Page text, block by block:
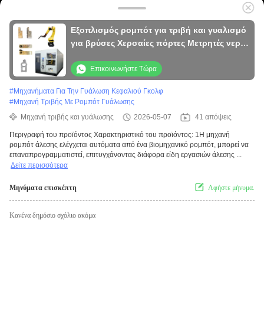
Εξοπλισμός ρομπότ για τριβή και γυαλισμό
για βρύσες Χερσαίες πόρτες Μετρητές νερού
βαλβίδες και χύτευση υλικού
Επικοινωνήστε Τώρα
#Μηχανήματα Για Την Γυάλωση Κεφαλιού Γκολφ
#Μηχανή Τριβής Με Ρομπότ Γυάλωσης
Μηχανή τριβής και γυάλωσης
2026-05-07 41 απόψεις
Περιγραφή του προϊόντος Χαρακτηριστικό του προϊόντος: 1Η μηχανή
ρομπότ άλεσης ελέγχεται αυτόματα από ένα βιομηχανικό ρομπότ, μπορεί να
επαναπρογραμματιστεί, επιτυγχάνοντας διάφορα είδη εργασιών άλεσης ...
Δείτε περισσότερα
Μηνύματα επισκέπτη Αφήστε μήνυμα.
Κανένα δημόσιο σχόλιο ακόμα